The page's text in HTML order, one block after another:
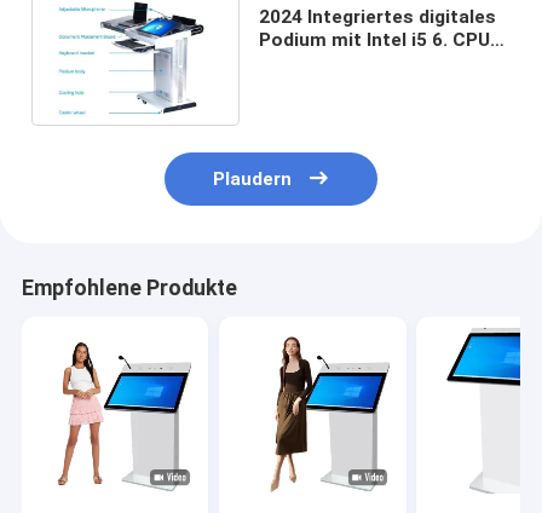
2024 Integriertes digitales
Podium mit Intel i5 6. CPU
Plaudern
Empfohlene Produkte